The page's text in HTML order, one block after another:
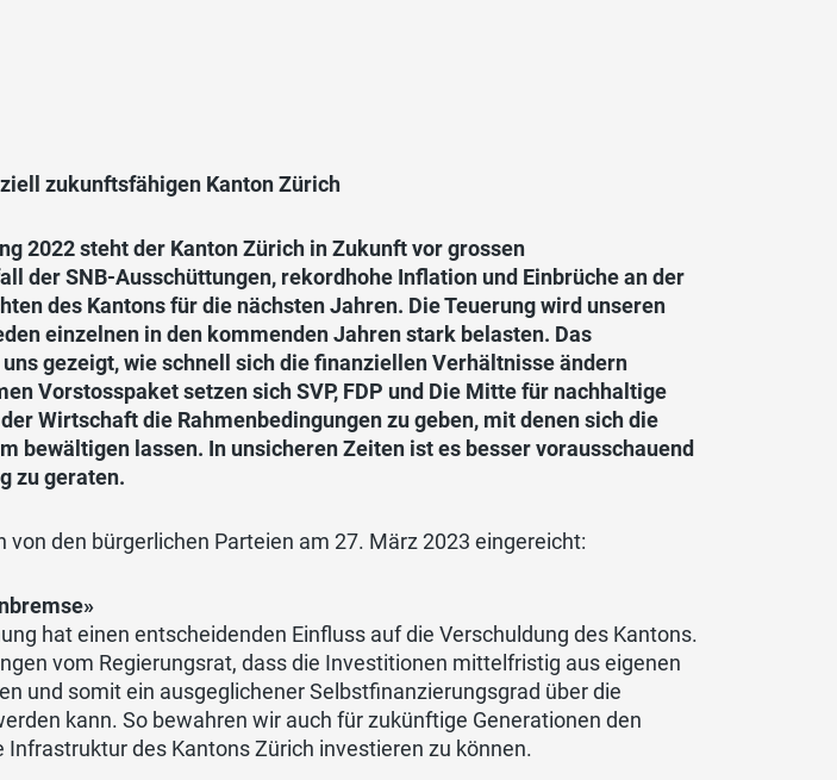
zukunftsfähigen Kanton Zürich
2022 steht der Kanton Zürich in Zukunft vor grossen
der SNB-Ausschüttungen, rekordhohe Inflation und Einbrüche an der
des Kantons für die nächsten Jahren. Die Teuerung wird unseren
einzelnen in den kommenden Jahren stark belasten. Das
gezeigt, wie schnell sich die finanziellen Verhältnisse ändern
Vorstosspaket setzen sich SVP, FDP und Die Mitte für nachhaltige
Wirtschaft die Rahmenbedingungen zu geben, mit denen sich die
bewältigen lassen. In unsicheren Zeiten ist es besser vorausschauend
zu geraten.
von den bürgerlichen Parteien am 27. März 2023 eingereicht:
hat einen entscheidenden Einfluss auf die Verschuldung des Kantons.
vom Regierungsrat, dass die Investitionen mittelfristig aus eigenen
und somit ein ausgeglichener Selbstfinanzierungsgrad über die
kann. So bewahren wir auch für zukünftige Generationen den
Infrastruktur des Kantons Zürich investieren zu können.